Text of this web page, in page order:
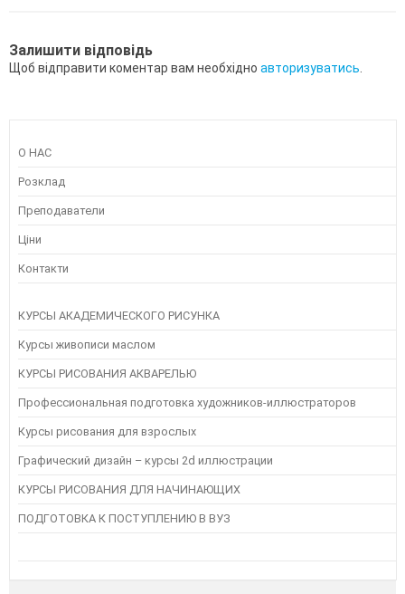
Залишити відповідь
Щоб відправити коментар вам необхідно авторизуватись
О НАС
Розклад
Преподаватели
Ціни
Контакти
КУРСЫ АКАДЕМИЧЕСКОГО РИСУНКА
Курсы живописи маслом
КУРСЫ РИСОВАНИЯ АКВАРЕЛЬЮ
Профессиональная подготовка художников-иллюстраторов
Курсы рисования для взрослых
Графический дизайн – курсы 2d иллюстрации
КУРСЫ РИСОВАНИЯ ДЛЯ НАЧИНАЮЩИХ
ПОДГОТОВКА К ПОСТУПЛЕНИЮ В ВУЗ